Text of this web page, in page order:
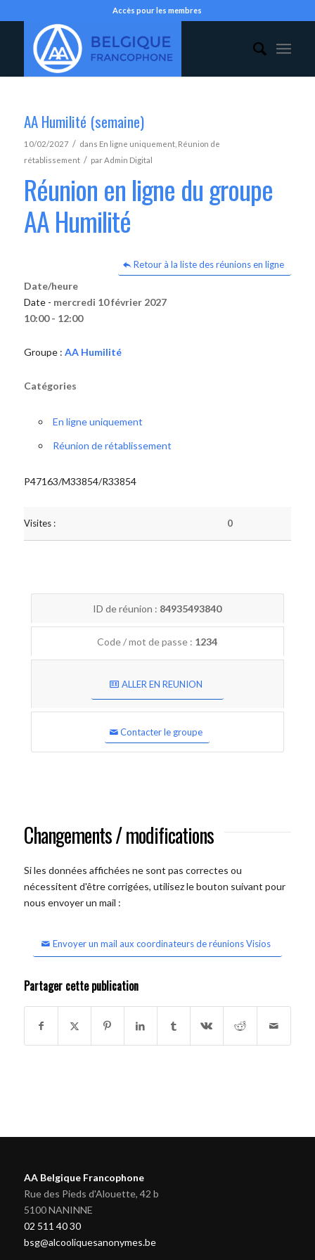
Accès pour les membres
AA Humilité (semaine)
10/02/2027 / dans En ligne uniquement, Réunion de
rétablissement / parAdmin Digital
Réunion en ligne du groupe
AA Humilité
Retour à la liste des réunions en ligne
Date/heure
Date - mercredi 10 février 2027
10:00 - 12:00
Groupe : AA Humilité
Catégories
En ligne uniquement
Réunion de rétablissement
P47163/M33854/R33854
Visites : 0
ID de réunion : 84935493840
Code / mot de passe : 1234
ALLER EN REUNION
Contacter le groupe
Changements / modifications
Si les données affichées ne sont pas correctes ou
nécessitent d'être corrigées, utilisez le bouton suivant pour
nous envoyer un mail :
Envoyer un mail aux coordinateurs de réunions Visios
Partager cette publication
AA Belgique Francophone
Rue des Pieds d'Alouette, 42 b
5100 NANINNE
02 511 40 30
bsg@alcooliquesanonymes.be